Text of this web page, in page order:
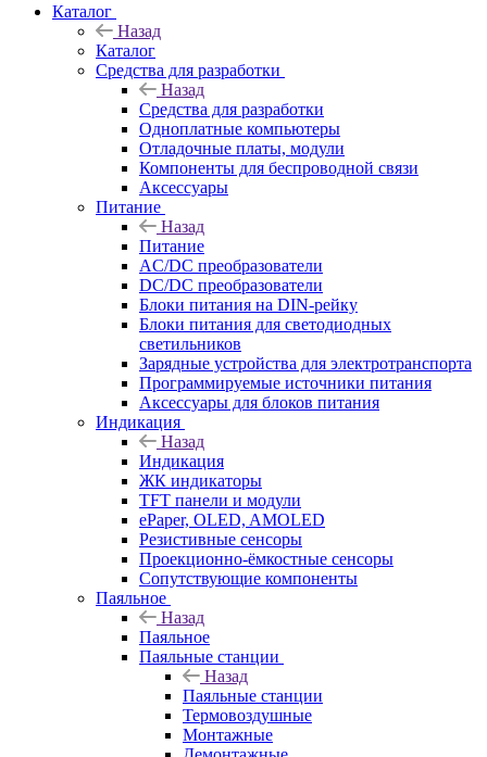
Каталог
Назад
Каталог
Средства для разработки
Назад
Средства для разработки
Одноплатные компьютеры
Отладочные платы, модули
Компоненты для беспроводной связи
Аксессуары
Питание
Назад
Питание
AC/DC преобразователи
DC/DC преобразователи
Блоки питания на DIN-рейку
Блоки питания для светодиодных
светильников
Зарядные устройства для электротранспорта
Программируемые источники питания
Аксессуары для блоков питания
Индикация
Назад
Индикация
ЖК индикаторы
TFT панели и модули
ePaper, OLED, AMOLED
Резистивные сенсоры
Проекционно-ёмкостные сенсоры
Сопутствующие компоненты
Паяльное
Назад
Паяльное
Паяльные станции
Назад
Паяльные станции
Термовоздушные
Монтажные